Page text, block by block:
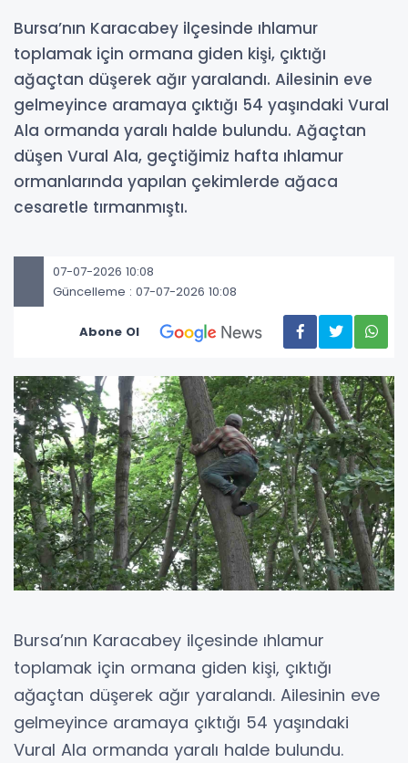
Bursa’nın Karacabey ilçesinde ıhlamur
toplamak için ormana giden kişi, çıktığı
ağaçtan düşerek ağır yaralandı. Ailesinin eve
gelmeyince aramaya çıktığı 54 yaşındaki Vural
Ala ormanda yaralı halde bulundu. Ağaçtan
düşen Vural Ala, geçtiğimiz hafta ıhlamur
ormanlarında yapılan çekimlerde ağaca
cesaretle tırmanmıştı.
07-07-2026 10:08
Güncelleme : 07-07-2026 10:08
Abone Ol
Bursa’nın Karacabey ilçesinde ıhlamur
toplamak için ormana giden kişi, çıktığı
ağaçtan düşerek ağır yaralandı. Ailesinin eve
gelmeyince aramaya çıktığı 54 yaşındaki
Vural Ala ormanda yaralı halde bulundu.